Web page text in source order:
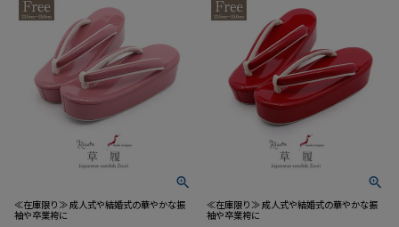
≪在庫限り≫ 成人式や結婚式の華やかな振
袖や卒業袴に
≪在庫限り≫ 成人式や結婚式の華やかな振
袖や卒業袴に